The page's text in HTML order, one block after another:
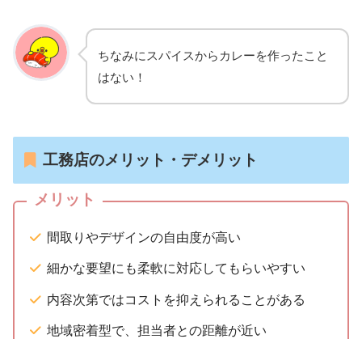
ちなみにスパイスからカレーを作ったこと
はない！
工務店のメリット・デメリット
メリット
間取りやデザインの自由度が高い
細かな要望にも柔軟に対応してもらいやすい
内容次第ではコストを抑えられることがある
地域密着型で、担当者との距離が近い